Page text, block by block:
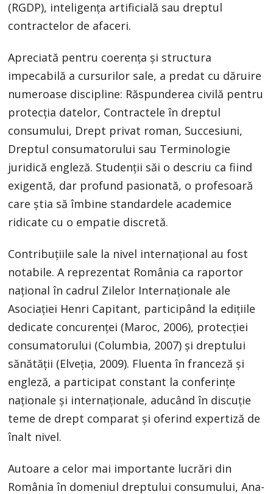
(RGDP), inteligența artificială sau dreptul
contractelor de afaceri.
Apreciată pentru coerența și structura
impecabilă a cursurilor sale, a predat cu dăruire
numeroase discipline: Răspunderea civilă pentru
protecția datelor, Contractele în dreptul
consumului, Drept privat roman, Succesiuni,
Dreptul consumatorului sau Terminologie
juridică engleză. Studenții săi o descriu ca fiind
exigentă, dar profund pasionată, o profesoară
care știa să îmbine standardele academice
ridicate cu o empatie discretă.
Contribuțiile sale la nivel internațional au fost
notabile. A reprezentat România ca raportor
național în cadrul Zilelor Internaționale ale
Asociației Henri Capitant, participând la edițiile
dedicate concurenței (Maroc, 2006), protecției
consumatorului (Columbia, 2007) și dreptului
sănătății (Elveția, 2009). Fluenta în franceză și
engleză, a participat constant la conferințe
naționale și internaționale, aducând în discuție
teme de drept comparat și oferind expertiză de
înalt nivel.
Autoare a celor mai importante lucrări din
România în domeniul dreptului consumului, Ana-